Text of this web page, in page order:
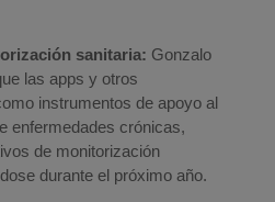
sanitaria: Gonzalo
las apps y otros
instrumentos de apoyo al
enfermedades crónicas,
de monitorización
durante el próximo año.